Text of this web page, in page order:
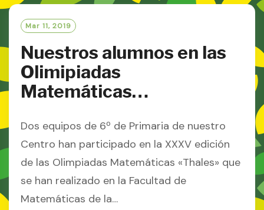
Mar 11, 2019
Nuestros alumnos en las
Olimipiadas
Matemáticas…
Dos equipos de 6º de Primaria de nuestro
Centro han participado en la XXXV edición
de las Olimpiadas Matemáticas «Thales» que
se han realizado en la Facultad de
Matemáticas de la…